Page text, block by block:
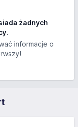
żadnych
informacje o